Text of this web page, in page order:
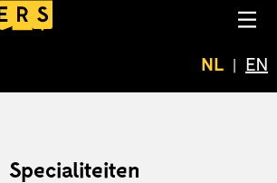
gesorteerd
Huidige
NL EN
Specialiteiten